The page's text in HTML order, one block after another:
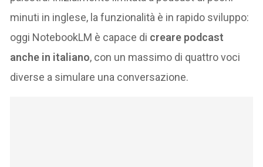
minuti in inglese, la funzionalità è in rapido sviluppo:
oggi NotebookLM è capace di creare podcast
anche in italiano, con un massimo di quattro voci
diverse a simulare una conversazione​.